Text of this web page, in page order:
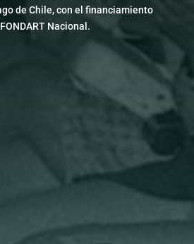
de Chile, con el financiamiento
Nacional.